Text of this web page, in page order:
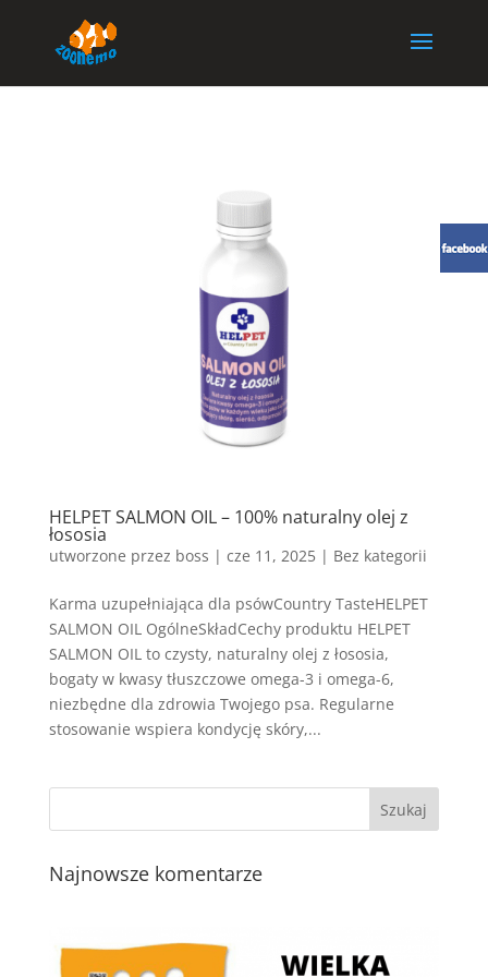
HELPET SALMON OIL – 100% naturalny olej z
łososia
utworzone przez boss | cze 11, 2025| Bez kategorii
Karma uzupełniająca dla psówCountry TasteHELPET
SALMON OIL OgólneSkładCechy produktu HELPET
SALMON OIL to czysty, naturalny olej z łososia,
bogaty w kwasy tłuszczowe omega-3 i omega-6,
niezbędne dla zdrowia Twojego psa. Regularne
stosowanie wspiera kondycję skóry,...
Najnowsze komentarze